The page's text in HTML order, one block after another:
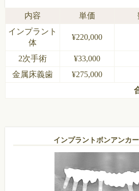
内容 単価
インプラント
体
¥220,000
2次手術 ¥33,000
金属床義歯
¥275,000
インプラントボンアンカ